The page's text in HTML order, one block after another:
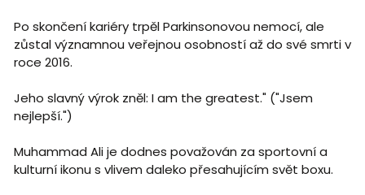
Po skončení kariéry trpěl Parkinsonovou nemocí, ale
zůstal významnou veřejnou osobností až do své smrti v
roce 2016.
Jeho slavný výrok zněl: I am the greatest." ("Jsem
nejlepší.")
Muhammad Ali je dodnes považován za sportovní a
kulturní ikonu s vlivem daleko přesahujícím svět boxu.